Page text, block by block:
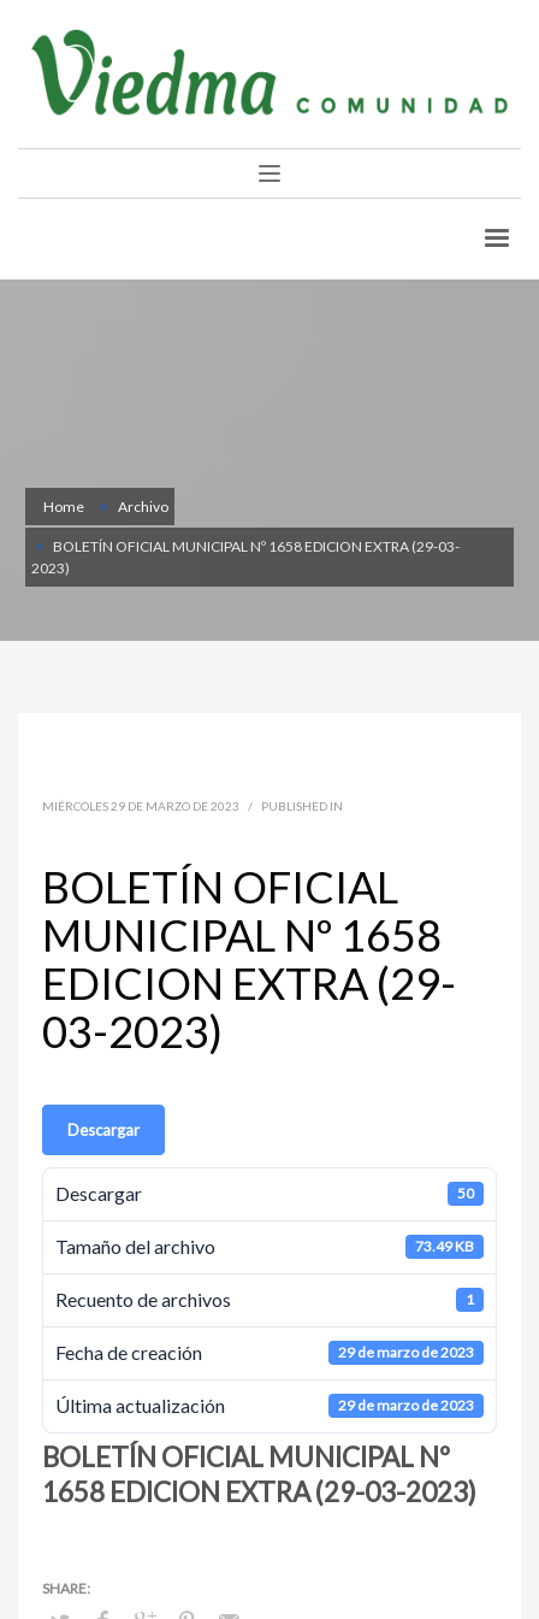
Home Archivo
BOLETÍN OFICIAL MUNICIPAL Nº 1658 EDICION EXTRA (29-03-
2023)
MIÉRCOLES 29 DE MARZO DE 2023 / PUBLISHED IN
BOLETÍN OFICIAL
MUNICIPAL Nº 1658
EDICION EXTRA (29-
03-2023)
Descargar
Descargar 50
Tamaño del archivo 73.49 KB
Recuento de archivos 1
Fecha de creación 29 de marzo de 2023
Última actualización 29 de marzo de 2023
BOLETÍN OFICIAL MUNICIPAL Nº
1658 EDICION EXTRA (29-03-2023)